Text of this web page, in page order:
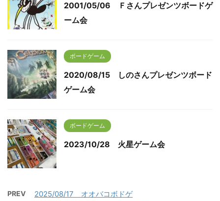
2001/05/06 Ｆさんプレゼンツボードゲ
ーム会
ボードゲーム
2020/08/15 しのさんプレゼンツボード
ゲーム会
ボードゲーム
2023/10/28 火星ゲーム会
PREV 2025/08/17 オオバコボドゲ